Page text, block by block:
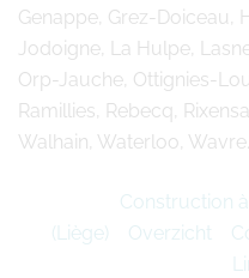
Genappe, Grez-Doiceau,
Jodoigne, La Hulpe,
Orp-Jauche, Ottignies-
Ramillies, Rebecq,
Walhain, Waterloo, Wavre.
Construction
(Liège)
Overzicht